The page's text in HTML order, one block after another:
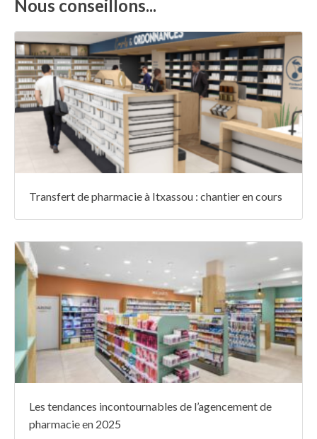
Nous conseillons...
Transfert de pharmacie à Itxassou : chantier en cours
Les tendances incontournables de l’agencement de
pharmacie en 2025